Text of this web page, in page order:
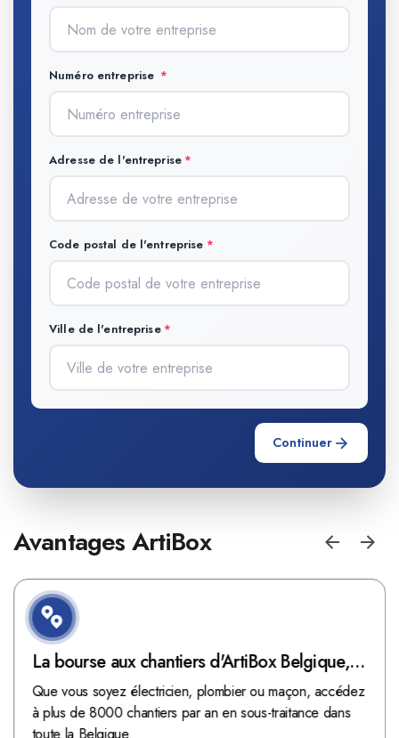
Numéro entreprise
Adresse de l'entreprise
Code postal de l'entreprise
Ville de l'entreprise
Continuer
Avantages ArtiBox
La bourse aux chantiers d'ArtiBox Belgique,
véritable mine d'or !
Que vous soyez électricien, plombier ou maçon, accédez
à plus de 8000 chantiers par an en sous-traitance dans